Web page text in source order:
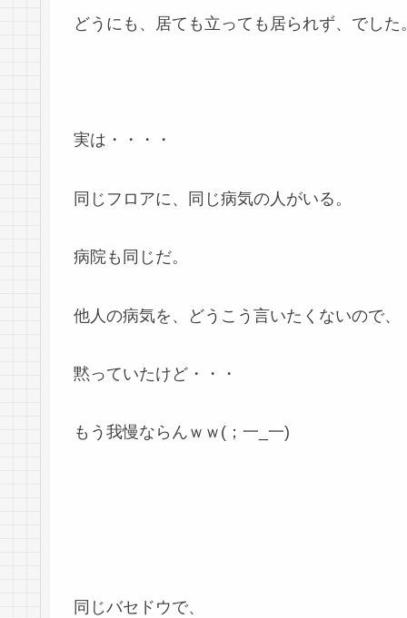
どうにも、居ても立っても居られず、でした
実は・・・・
同じフロアに、同じ病気の人がいる。
病院も同じだ。
他人の病気を、どうこう言いたくないので、
黙っていたけど・・・
もう我慢ならんｗｗ(；一_一)
同じバセドウで、